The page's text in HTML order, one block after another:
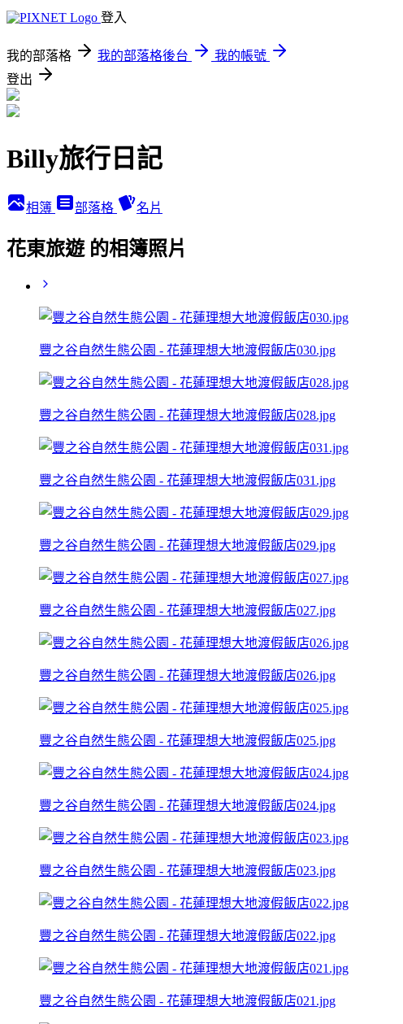
登入
我的部落格 我的部落格後台
我的帳號
登出
Billy旅行日記
相簿 部落格 名片
花東旅遊 的相簿照片
豐之谷自然生態公園 - 花蓮理想大地渡假飯店030.jpg
豐之谷自然生態公園 - 花蓮理想大地渡假飯店028.jpg
豐之谷自然生態公園 - 花蓮理想大地渡假飯店031.jpg
豐之谷自然生態公園 - 花蓮理想大地渡假飯店029.jpg
豐之谷自然生態公園 - 花蓮理想大地渡假飯店027.jpg
豐之谷自然生態公園 - 花蓮理想大地渡假飯店026.jpg
豐之谷自然生態公園 - 花蓮理想大地渡假飯店025.jpg
豐之谷自然生態公園 - 花蓮理想大地渡假飯店024.jpg
豐之谷自然生態公園 - 花蓮理想大地渡假飯店023.jpg
豐之谷自然生態公園 - 花蓮理想大地渡假飯店022.jpg
豐之谷自然生態公園 - 花蓮理想大地渡假飯店021.jpg